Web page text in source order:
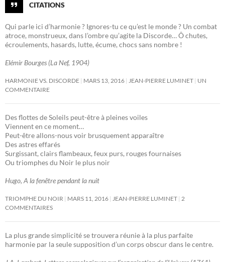
CITATIONS
Qui parle ici d’harmonie ? Ignores-tu ce qu’est le monde ? Un combat
atroce, monstrueux, dans l’ombre qu’agite la Discorde… Ô chutes,
écroulements, hasards, lutte, écume, chocs sans nombre !
Elémir Bourges (La Nef, 1904)
HARMONIE VS. DISCORDE MARS 13, 2016 JEAN-PIERRE LUMINET UN
COMMENTAIRE
Des flottes de Soleils peut-être à pleines voiles
Viennent en ce moment…
Peut-être allons-nous voir brusquement apparaître
Des astres effarés
Surgissant, clairs flambeaux, feux purs, rouges fournaises
Ou triomphes du Noir le plus noir
Hugo, A la fenêtre pendant la nuit
TRIOMPHE DU NOIR MARS 11, 2016 JEAN-PIERRE LUMINET 2
COMMENTAIRES
La plus grande simplicité se trouvera réunie à la plus parfaite
harmonie par la seule supposition d’un corps obscur dans le centre.